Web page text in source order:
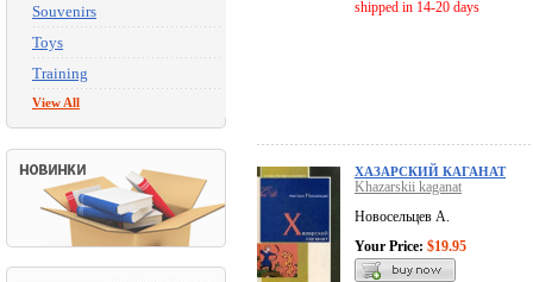
Souvenirs
Toys
Training
View All
shipped in 14-20 days
ХАЗАРСКИЙ КАГАНАТ
Khazarskii kaganat
Новосельцев А.
Your Price: $19.95